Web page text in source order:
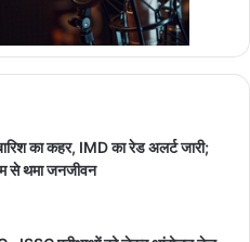
का कहर, IMD का रेड अलर्ट जारी;
से थमा जनजीवन